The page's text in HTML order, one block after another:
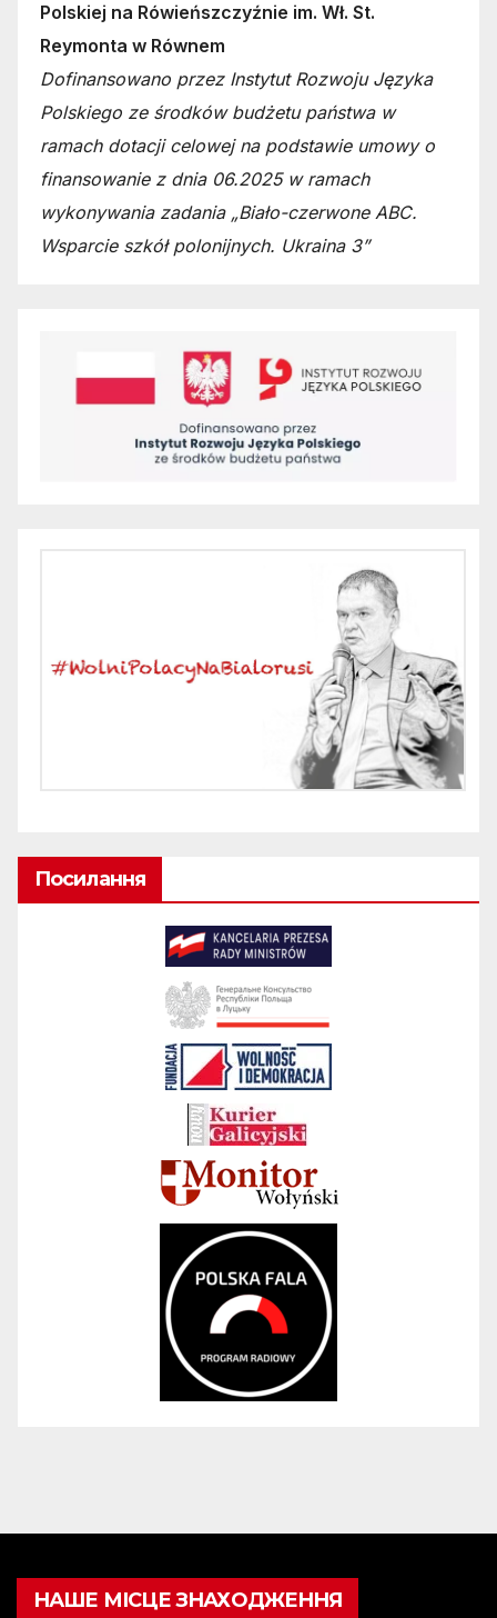
Polskiej na Rówieńszczyźnie im. Wł. St.
Reymonta w Równem
Dofinansowano przez Instytut Rozwoju Języka
Polskiego ze środków budżetu państwa w
ramach dotacji celowej na podstawie umowy o
finansowanie z dnia 06.2025 w ramach
wykonywania zadania „Biało-czerwone ABC.
Wsparcie szkół polonijnych. Ukraina 3”
Посилання
НАШЕ МІСЦЕ ЗНАХОДЖЕННЯ